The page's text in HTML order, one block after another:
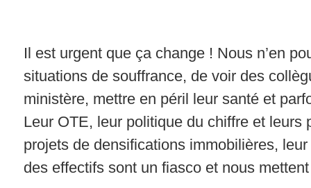
Il est urgent que ça change ! Nous n’en
situations de souffrance, de voir des
ministère, mettre en péril leur santé et
Leur OTE, leur politique du chiffre et leurs
projets de densifications immobilières,
des effectifs sont un fiasco et nous